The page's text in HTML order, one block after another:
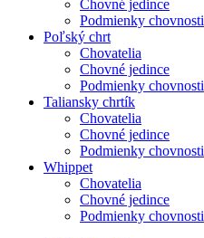
Chovné jedince
Podmienky chovnosti
Poľský chrt
Chovatelia
Chovné jedince
Podmienky chovnosti
Taliansky chrtík
Chovatelia
Chovné jedince
Podmienky chovnosti
Whippet
Chovatelia
Chovné jedince
Podmienky chovnosti